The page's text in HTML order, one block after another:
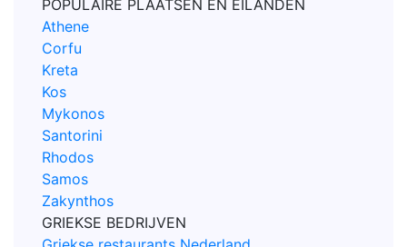
POPULAIRE PLAATSEN EN EILANDEN
Athene
Corfu
Kreta
Kos
Mykonos
Santorini
Rhodos
Samos
Zakynthos
GRIEKSE BEDRIJVEN